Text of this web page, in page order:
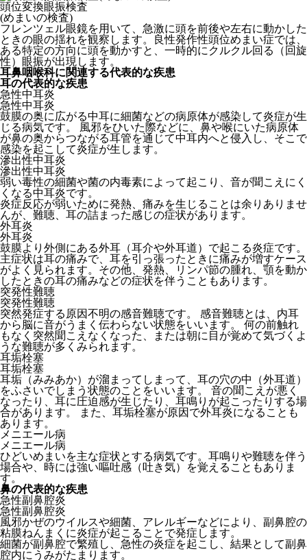
頭位変換眼振検査
(めまいの検査)
フレンツェル眼鏡を用いて、急激に頭を前後や左右に動かした
ときの眼の揺れを観察します。良性発作性頭位めまい症では、
ある特定の方向に頭を動かすと、一時的にクルクル回る（回旋
性）眼振が出現します。
耳鼻咽喉科に関連する代表的な疾患
耳の代表的な疾患
急性中耳炎
急性中耳炎
鼓膜の奥に広がる中耳に細菌などの病原体が感染して炎症が生
じる病気です。 風邪をひいた際などに、鼻や喉にいた病原体
が鼻の奥からつながる耳管を通じて中耳内へと侵入し、そこで
感染を起こして炎症が生します。
滲出性中耳炎
滲出性中耳炎
弱い毒性の細菌や菌の内毒素によって起こり、音が聞こえにく
くなる中耳炎です。
炎症反応が弱いために発熱、痛みを生じることは余りありませ
んが、難聴、耳の詰まった感じの症状があります。
外耳炎
外耳炎
鼓膜より外側にある外耳（耳介や外耳道）で起こる炎症です。
主症状は耳の痛みで、耳を引っ張ったときに痛みが増すケース
がよく見られます。その他、発熱、リンパ節の腫れ、顎を動か
したときの耳の痛みなどの症状を伴うこともあります。
突発性難聴
突発性難聴
突然発症する原因不明の感音難聴です。 感音難聴とは、内耳
から脳に音がうまく伝わらない状態をいいます。 何の前触れ
もなく突然聞こえなくなった、または朝に目が覚めて気づくよ
うな難聴が多くみられます。
耳垢栓塞
耳垢栓塞
耳垢（みみあか）が溜まってしまって、耳の穴の中（外耳道）
をふさいでしまう状態のことをいいます。 音の聞こえが悪く
なったり、耳に圧迫感が生じたり、耳鳴りが起こったりする場
合があります。 また、耳垢栓塞が原因で外耳炎になることも
あります。
メニエール病
メニエール病
ひどいめまいを主な症状とする病気です。耳鳴りや難聴を伴う
場合や、時には強い嘔吐感（吐き気）を覚えることもありま
す。
鼻の代表的な疾患
急性副鼻腔炎
急性副鼻腔炎
風邪かぜのウイルスや細菌、アレルギーなどにより、副鼻腔の
粘膜ねんまくに炎症が起こることで発症します。
細菌が副鼻腔で繁殖し、急性の炎症を起こし、結果として副鼻
腔内にうみがたまります。